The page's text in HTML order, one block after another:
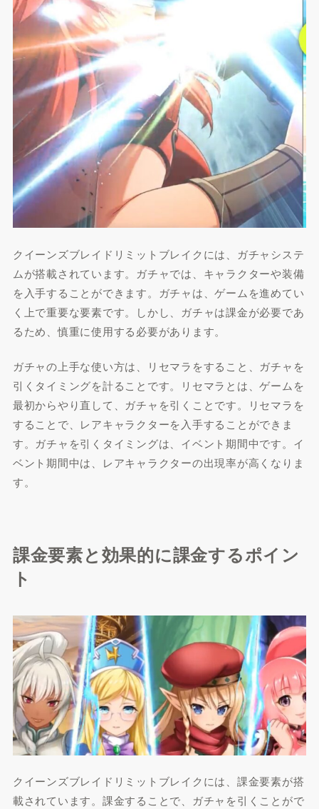
クイーンズブレイドリミットブレイクには、ガチャシステ
ムが搭載されています。ガチャでは、キャラクターや装備
を入手することができます。ガチャは、ゲームを進めてい
く上で重要な要素です。しかし、ガチャは課金が必要であ
るため、慎重に使用する必要があります。
ガチャの上手な使い方は、リセマラをすること、ガチャを
引くタイミングを計ることです。リセマラとは、ゲームを
最初からやり直して、ガチャを引くことです。リセマラを
することで、レアキャラクターを入手することができま
す。ガチャを引くタイミングは、イベント期間中です。イ
ベント期間中は、レアキャラクターの出現率が高くなりま
す。
課金要素と効果的に課金するポイン
ト
クイーンズブレイドリミットブレイクには、課金要素が搭
載されています。課金することで、ガチャを引くことがで